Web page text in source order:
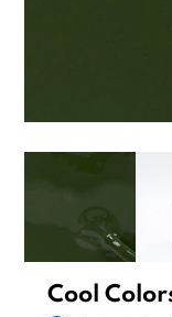
Cool